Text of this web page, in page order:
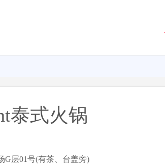
泰式火锅
G层01号(有茶、台盖旁)